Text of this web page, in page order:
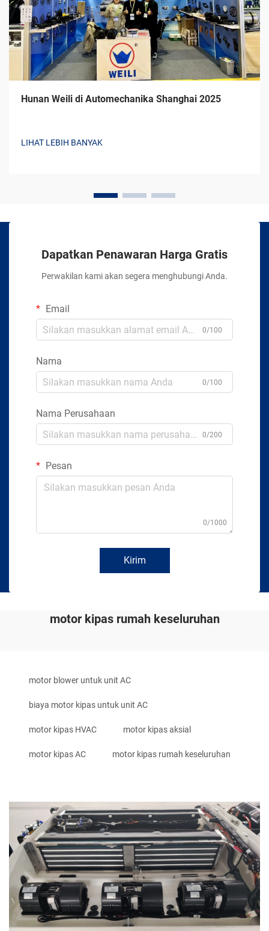
Hunan Weili di Automechanika Shanghai 2025
LIHAT LEBIH BANYAK
Dapatkan Penawaran Harga Gratis
Perwakilan kami akan segera menghubungi Anda.
Email
0/100
Nama
0/100
Nama Perusahaan
0/200
Pesan
0/1000
Kirim
motor kipas rumah keseluruhan
motor blower untuk unit AC
biaya motor kipas untuk unit AC
motor kipas HVAC motor kipas aksial
motor kipas AC motor kipas rumah keseluruhan